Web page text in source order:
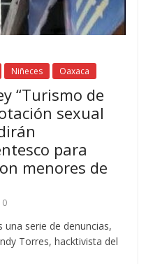
Niñeces Oaxaca
“Turismo de
sexual
para
menores de
0
una serie de denuncias,
Torres, hacktivista del